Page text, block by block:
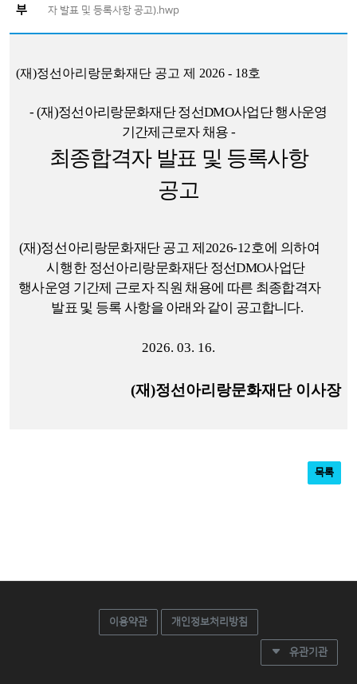
부
자 발표 및 등록사항 공고).hwp
(재)정선아리랑문화재단 공고 제 2026 - 18호
- (재)정선아리랑문화재단 정선DMO사업단 행사운영
기간제근로자 채용 -
최종합격자 발표 및 등록사항
공고
(재)정선아리랑문화재단 공고 제 2026-12호에 의하여
시행한 정선아리랑문화재단 정선DMO사업단
행사운영 기간제 근로자 직원 채용에 따른 최종합격자
발표 및 등록 사항을 아래와 같이 공고합니다.
2026. 03. 16.
(재)정선아리랑문화재단 이사장
목록
이용약관 개인정보처리방침
유관기관